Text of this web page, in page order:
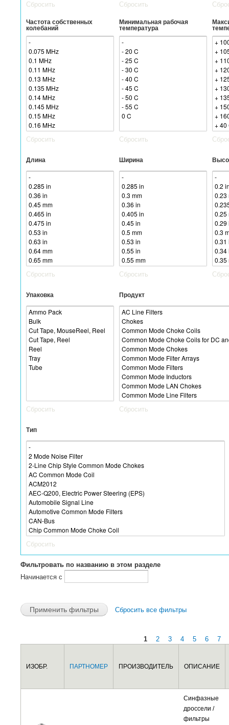
Сбросить Сбросить
Частота собственных
колебаний
Сбросить
Минимальная рабочая
температура
Сбросить
Длина
Сбросить
Ширина
Сбросить
Упаковка
Сбросить
Продукт
Сбросить
Тип
Сбросить
Фильтровать по названию в этом разделе
Начинается с
Сбросить все фильтры
Страницы
1 2 3 4 5 6 7
ИЗОБР. ПАРТНОМЕР ПРОИЗВОДИТЕЛЬ ОПИСАНИЕ
Синфазные
дроссели /
фильтры